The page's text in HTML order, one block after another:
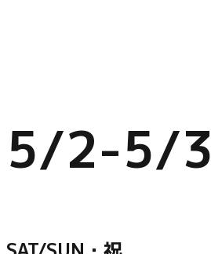
5/2-5/3